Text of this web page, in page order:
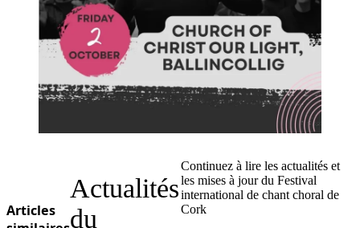
Articles
Actualités
du
Continuez à lire les actualités et
les mises à jour du Festival
international de chant choral de
Cork